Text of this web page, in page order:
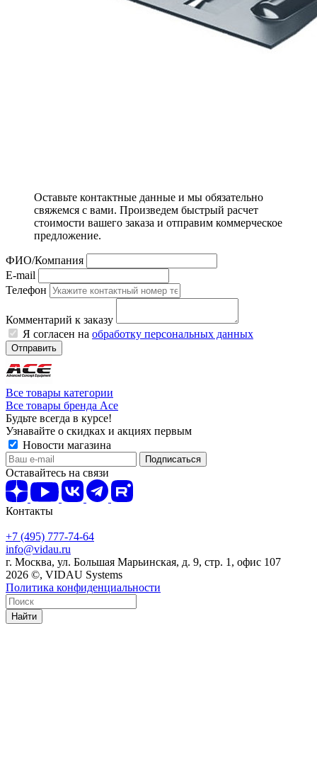
Оставьте контактные данные и мы обязательно
свяжемся с вами. Произведем быстрый расчет
стоимости вашего заказа и отправим коммерческое
предложение.
ФИО/Компания
E-mail
Телефон
Комментарий к заказу
Я согласен на обработку персональных данных
Отправить
Все товары категории
Все товары бренда Ace
Будьте всегда в курсе!
Узнавайте о скидках и акциях первым
Новости магазина
Оставайтесь на связи
Контакты
+7 (495) 777-74-64
info@vidau.ru
г. Москва, ул. Большая Марьинская, д. 9, стр. 1, офис 107
2026 ©, VIDAU Systems
Политика конфиденциальности
Найти